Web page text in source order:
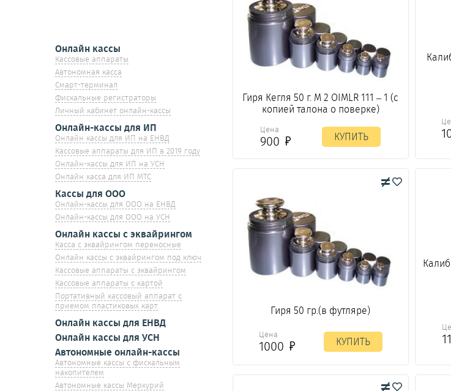
Онлайн кассы
Кассовые аппараты
Автономная касса
Смарт-терминал
Фискальные регистраторы
Личный кабинет онлайн-кассы
Онлайн-кассы для ИП
Онлайн кассы для ИП на ЕНВД
Кассовые аппараты для ИП в 2019 году
Онлайн-кассы для ИП на УСН
Онлайн касса для ИП МТС
Кассы для ООО
Онлайн-кассы для ООО на ЕНВД
Онлайн-кассы для ООО на УСН
Онлайн кассы с эквайрингом
Касса с эквайрингом переносные
Онлайн кассы с эквайрингом под ключ
Кассовые аппараты с эквайрингом
Кассовые аппараты с картой
Портативный кассовый аппарат с
приемом пластиковых карт
Онлайн кассы для ЕНВД
Онлайн кассы для УСН
Автономные онлайн-кассы
Автономные кассы с фискальным
накопителем
Автономные кассы Меркурий
Гиря Кегля 50 г. М 2 OIMLR 111 – 1 (с
копией талона о поверке)
Цена
900 КУПИТЬ
Гиря 50 гр.(в футляре)
Цена
1000 КУПИТЬ